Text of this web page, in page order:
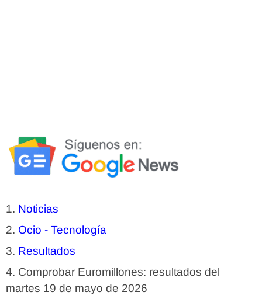
Noticias
Ocio - Tecnología
Resultados
Comprobar Euromillones: resultados del
martes 19 de mayo de 2026